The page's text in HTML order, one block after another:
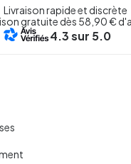
Livraison rapide et discrète
gratuite dès 58,90 €
4.3sur 5.0